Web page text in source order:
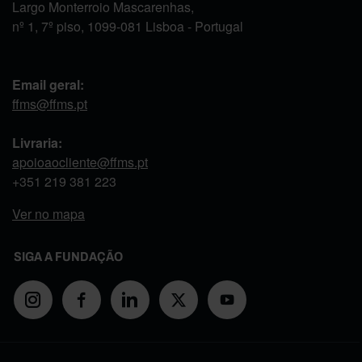
Largo Monterroio Mascarenhas,
nº 1, 7º piso, 1099-081 Lisboa - Portugal
Email geral:
ffms@ffms.pt
Livraria:
apoioaocliente@ffms.pt
+351 219 381 223
Ver no mapa
SIGA A FUNDAÇÃO